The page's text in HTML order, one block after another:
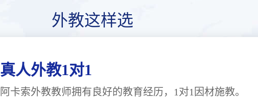
外教这样选
真人外教1对1
阿卡索外教教师拥有良好的教育经历，1对1因材施教。